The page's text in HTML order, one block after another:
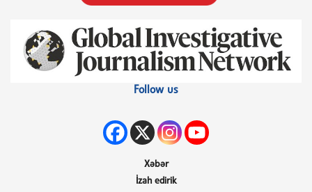
Follow us
Xəbər
İzah edirik